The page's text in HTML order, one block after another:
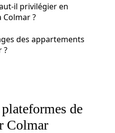
il privilégier en
?
des appartements
?
de
Colmar